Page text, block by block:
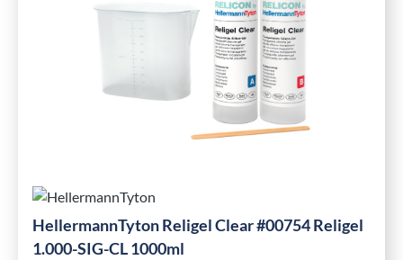
HellermannTyton Religel Clear #00754 Religel
1.000-SIG-CL 1000ml